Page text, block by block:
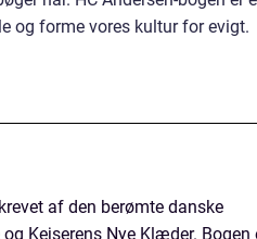
og forme vores kultur for evigt.
af den berømte danske
Kejserens Nye Klæder. Bogen